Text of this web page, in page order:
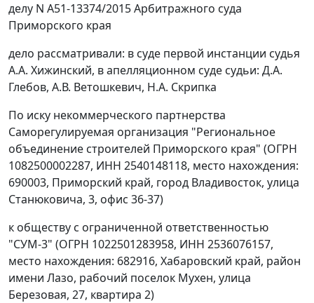
делу N А51-13374/2015 Арбитражного суда
Приморского края
дело рассматривали: в суде первой инстанции судья
А.А. Хижинский, в апелляционном суде судьи: Д.А.
Глебов, А.В. Ветошкевич, Н.А. Скрипка
По иску некоммерческого партнерства
Саморегулируемая организация "Региональное
объединение строителей Приморского края" (ОГРН
1082500002287, ИНН 2540148118, место нахождения:
690003, Приморский край, город Владивосток, улица
Станюковича, 3, офис 36-37)
к обществу с ограниченной ответственностью
"СУМ-3" (ОГРН 1022501283958, ИНН 2536076157,
место нахождения: 682916, Хабаровский край, район
имени Лазо, рабочий поселок Мухен, улица
Березовая, 27, квартира 2)